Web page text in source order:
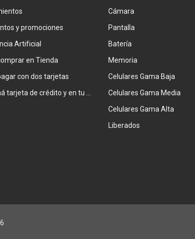
y promociones
Artificial
en Tienda
con dos tarjetas
Cámara
Pantalla
Batería
Memoria
Celulares Gama Baja
Celulares Gama Media
Celulares Gama Alta
Liberados